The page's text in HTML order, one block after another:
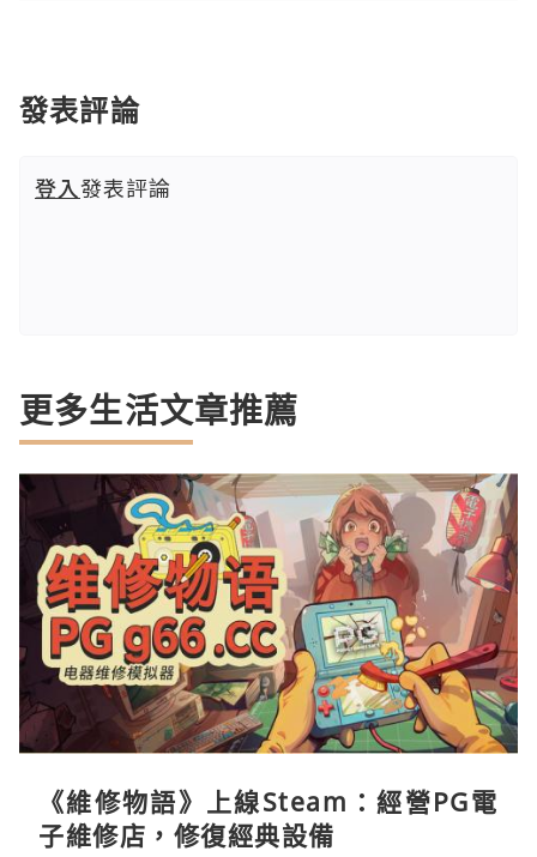
發表評論
登入發表評論
更多生活文章推薦
《維修物語》上線Steam：經營PG電
子維修店，修復經典設備